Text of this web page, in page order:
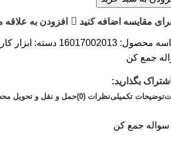
مقایسه اضافه کنید افزودن به علاقه
محصول:16017002013 دسته: ابزار
جمع کن
بگذارید:
توضیحات تکمیلینظرات (0) حمل و نقل و تحویل
جمع کن